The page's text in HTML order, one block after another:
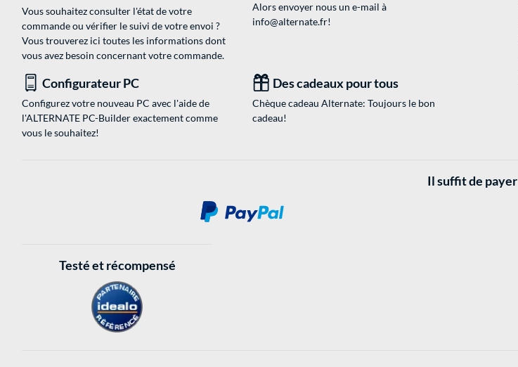
Vous souhaitez consulter l'état de votre
commande ou vérifier le suivi de votre envoi ?
Vous trouverez ici toutes les informations dont
vous avez besoin concernant votre commande.
Alors envoyer nous un e-mail à
info@alternate.fr!
Configurateur PC
Configurez votre nouveau PC avec l'aide de
l'ALTERNATE PC-Builder exactement comme
vous le souhaitez!
Des cadeaux pour tous
Chèque cadeau Alternate: Toujours le bon
cadeau!
Il suffit de payer
Testé et récompensé